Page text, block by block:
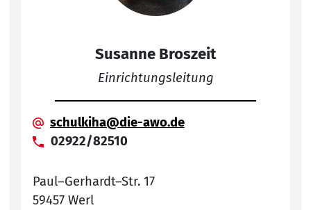
Susanne Broszeit
Einrichtungsleitung
schulkiha@die-awo.de
02922/82510
Paul–Gerhardt–Str. 17
59457 Werl